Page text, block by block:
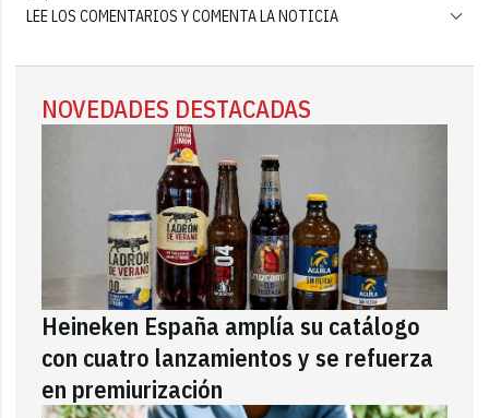
LEE LOS COMENTARIOS Y COMENTA LA NOTICIA
NOVEDADES DESTACADAS
Heineken España amplía su catálogo
con cuatro lanzamientos y se refuerza
en premiurización